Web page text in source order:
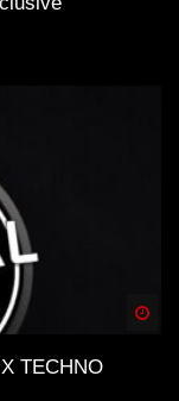
TECHNO